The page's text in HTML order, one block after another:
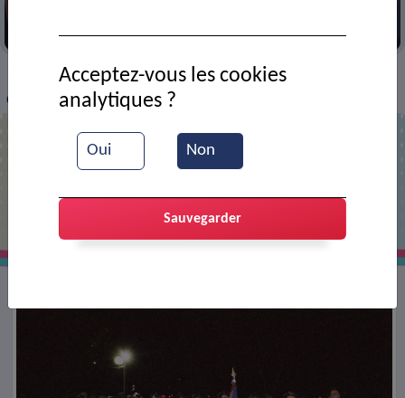
> VIE MUNICIPALE > Ressources documentaires
Cérémonie en l'honneur des pompiers
Cérémonie en l'honneur des
pompiers
Oui Non
Acceptez-vous les cookies
analytiques ?
Sauvegarder